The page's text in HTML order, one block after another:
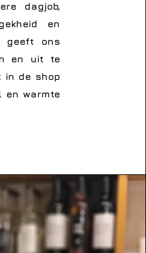
dagjob,
en
geeft ons
en uit te
in de shop
en warmte